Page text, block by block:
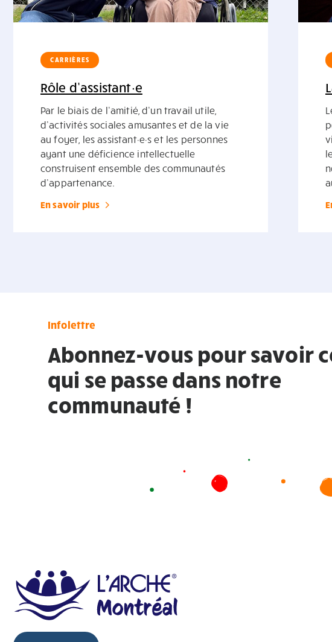
CARRIÈRES
Rôle d’assistant·e
Par le biais de l’amitié, d’un travail utile,
d’activités sociales amusantes et de la vie
au foyer, les assistant·e·s et les personnes
ayant une déficience intellectuelle
construisent ensemble des communautés
d’appartenance.
En savoir plus
Infolettre
Abonnez-vous pour savoir
qui se passe dans notre
communauté !